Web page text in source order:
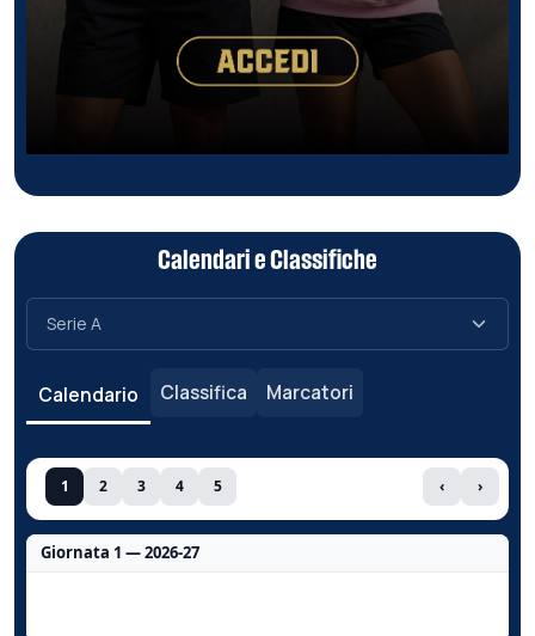
Calendari e Classifiche
Calendario Classifica Marcatori
1 2 3 4 5 ‹ ›
Giornata 1 — 2026-27